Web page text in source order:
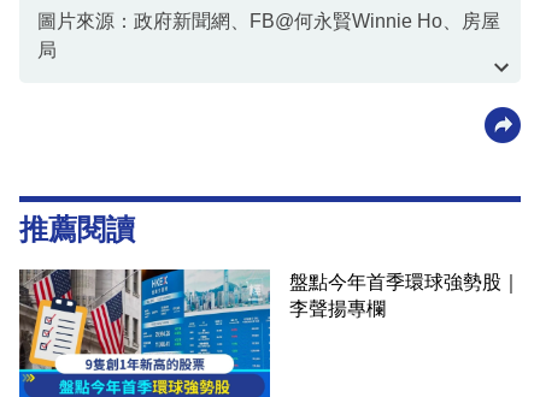
圖片來源：政府新聞網、FB@何永賢Winnie Ho、房屋
局
推薦閱讀
盤點今年首季環球強勢股｜
李聲揚專欄